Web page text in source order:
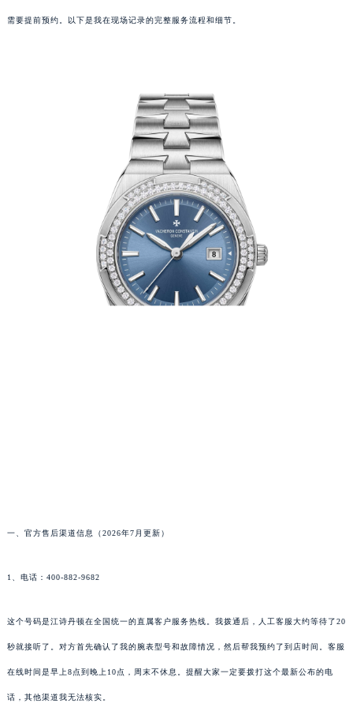
需要提前预约。以下是我在现场记录的完整服务流程和细节。
一、官方售后渠道信息（2026年7月更新）
1、电话：400-882-9682
这个号码是江诗丹顿在全国统一的直属客户服务热线。我拨通后，人工客服大约等待了20
秒就接听了。对方首先确认了我的腕表型号和故障情况，然后帮我预约了到店时间。客服
在线时间是早上8点到晚上10点，周末不休息。提醒大家一定要拨打这个最新公布的电
话，其他渠道我无法核实。